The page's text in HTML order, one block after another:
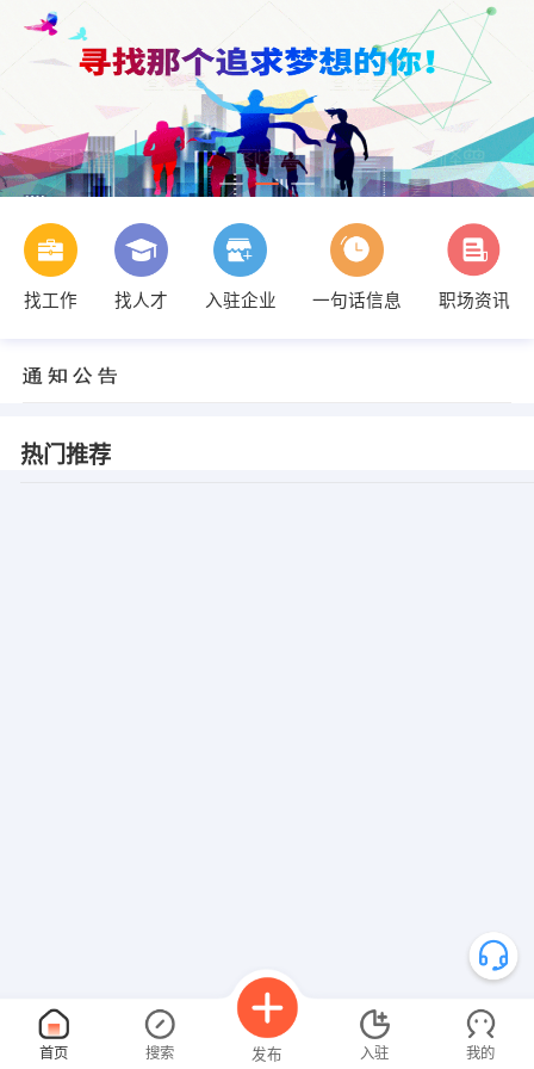
找工作 找人才 入驻企业 一句话信息 职场资讯
热门推荐
首页 搜索 发布 入驻 我的